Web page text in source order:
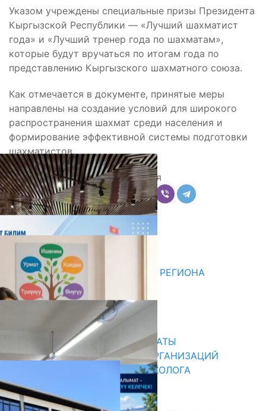
Указом учреждены специальные призы Президента
Кыргызской Республики — «Лучший шахматист
года» и «Лучший тренер года по шахматам»,
которые будут вручаться по итогам года по
представлению Кыргызского шахматного союза.
Как отмечается в документе, принятые меры
направлены на создание условий для широкого
распространения шахмат среди населения и
формирование эффективной системы подготовки
шахматистов.
Поделиться
Комментарии
Последние новости
ДЛЯ МЕТОДИСТОВ ЮЖНОГО РЕГИОНА
НАЧАЛОСЬ ОБУЧЕНИЕ
05.08.2026
В ПРИМЕРНЫЕ ТИПОВЫЕ ШТАТЫ
ОБЩЕОБРАЗОВАТЕЛЬНЫХ ОРГАНИЗАЦИЙ
ВВЕДЕНА ДОЛЖНОСТЬ ПСИХОЛОГА
31.07.2026
Абитуриент